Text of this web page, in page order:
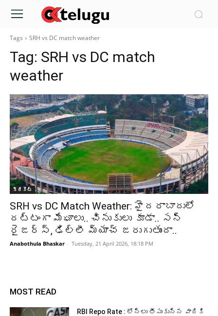
Tags SRH vs DC match weather
Tag: SRH vs DC match
weather
క్రికెట్‌
SRH vs DC Match Weather: హైదరాబాదులో
దట్టంగా మేఘాలు.. చినుకులు కూడా.. సన్
రైజర్స్, ఢిల్లీ మ్యాచ్ జరుగుతుందా..
Anabothula Bhaskar - Tuesday, 21 April 2026, 18:18 PM
MOST READ
RBI Repo Rate : లోన్లు తీసుకున్న వారికి